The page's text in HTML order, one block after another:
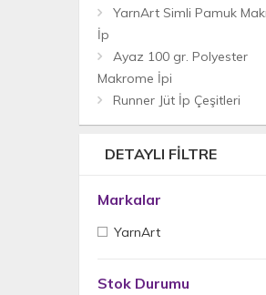
YarnArt Simli Pamuk
İp
Ayaz 100 gr. Polyester
Makrome İpi
Runner Jüt İp Çeşitleri
DETAYLI FILTRE
Markalar
YarnArt
Stok Durumu